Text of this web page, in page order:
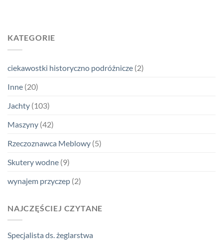
KATEGORIE
ciekawostki historyczno podróżnicze (2)
Inne (20)
Jachty (103)
Maszyny (42)
Rzeczoznawca Meblowy (5)
Skutery wodne (9)
wynajem przyczep (2)
NAJCZĘŚCIEJ CZYTANE
Specjalista ds. żeglarstwa